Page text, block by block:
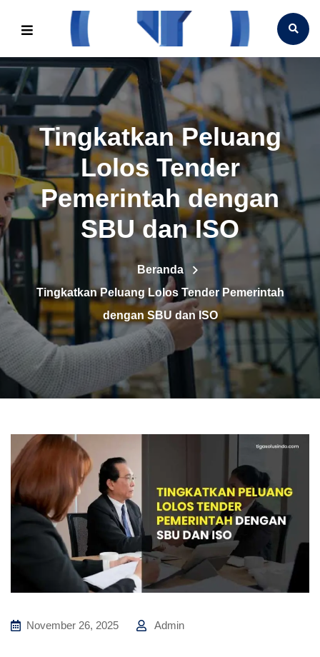
Tingkatkan Peluang
Lolos Tender
Pemerintah dengan
SBU dan ISO
Beranda
Tingkatkan Peluang Lolos Tender Pemerintah
dengan SBU dan ISO
November 26, 2025 Admin